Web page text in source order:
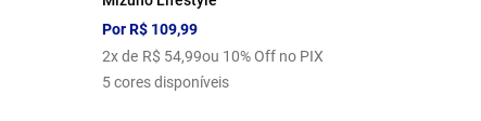
PorR$ 109,99
2x de R$ 54,99ou 10% Off no PIX
5 cores disponíveis